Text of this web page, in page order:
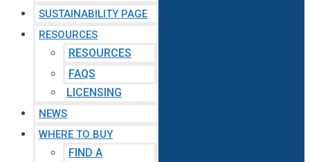
SUSTAINABILITY PAGE
RESOURCES
RESOURCES
FAQS
LICENSING
NEWS
WHERE TO BUY
FIND A